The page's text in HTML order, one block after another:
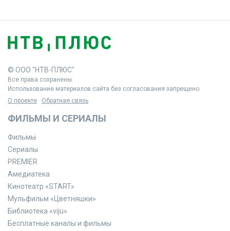
© ООО "НТВ-ПЛЮС"
Все права сохранены.
Использование материалов сайта без согласования запрещено.
О проекте
Обратная связь
ФИЛЬМЫ И СЕРИАЛЫ
Фильмы
Сериалы
PREMIER
Амедиатека
Кинотеатр «START»
Мульфильм «Цветняшки»
Библиотека «viju»
Бесплатные каналы и фильмы